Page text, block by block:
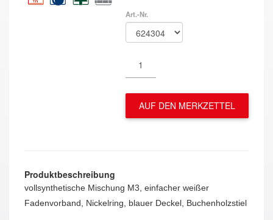
Art.-Nr.
AUF DEN MERKZETTEL
Produktbeschreibung
vollsynthetische Mischung M3, einfacher weißer
Fadenvorband, Nickelring, blauer Deckel, Buchenholzstiel